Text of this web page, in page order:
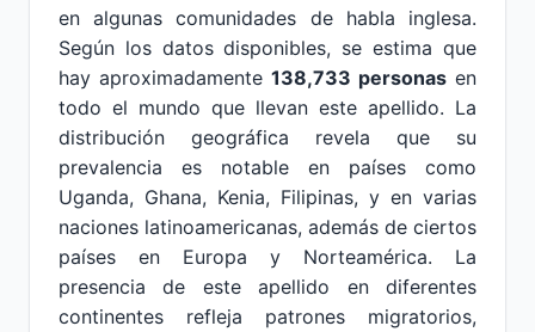
en algunas comunidades de habla inglesa.
Según los datos disponibles, se estima que
hay aproximadamente 138,733 personas en
todo el mundo que llevan este apellido. La
distribución geográfica revela que su
prevalencia es notable en países como
Uganda, Ghana, Kenia, Filipinas, y en varias
naciones latinoamericanas, además de ciertos
países en Europa y Norteamérica. La
presencia de este apellido en diferentes
continentes refleja patrones migratorios,